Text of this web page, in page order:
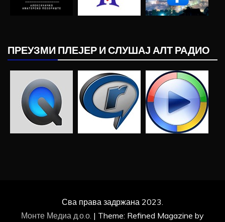
ПРЕУЗМИ ПЛЕЈЕР И СЛУШАЈ АЛТ РАДИО
Сва права задржана 2023.
Монте Медиа д.о.о. | Theme: Refined Magazine by